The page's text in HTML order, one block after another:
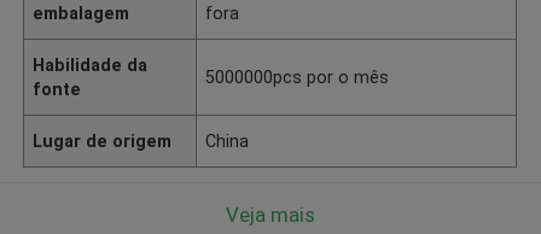
embalagem
fora
Habilidade da
fonte
5000000pcs por o mês
Lugar de origem China
Veja mais